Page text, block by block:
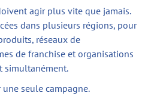
agir plus vite que jamais.
dans plusieurs régions, pour
réseaux de
de franchise et organisations
simultanément.
une seule campagne.